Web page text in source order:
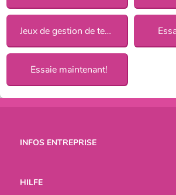
Jeux de gestion de temps
Essaie maintenant!
INFOS ENTREPRISE
HILFE